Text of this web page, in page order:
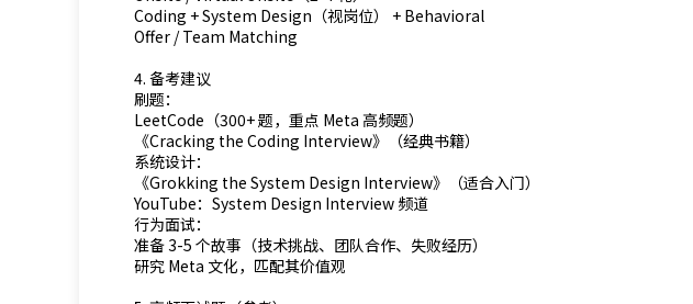
Coding + System Design（视岗位） + Behavioral
Offer / Team Matching
4. 备考建议
刷题：
LeetCode（300+ 题，重点 Meta 高频题）
《Cracking the Coding Interview》（经典书籍）
系统设计：
《Grokking the System Design Interview》（适合入门）
YouTube：System Design Interview 频道
行为面试：
准备 3-5 个故事（技术挑战、团队合作、失败经历）
研究 Meta 文化，匹配其价值观